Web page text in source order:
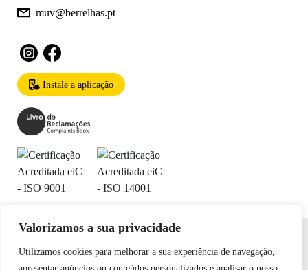
Valorizamos a sua privacidade
Utilizamos cookies para melhorar a sua experiência de navegação,
muv@berrelhas.pt
Instale a aplicação
Termos e Condições
Política de Privacidade e Cookies
Declaração de Acessibilidade